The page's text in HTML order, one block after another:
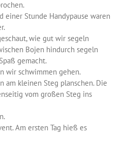
einer Stunde Handypause waren
wie gut wir segeln
Bojen hindurch segeln
gemacht.
wir schwimmen gehen.
am kleinen Steg planschen. Die
vom großen Steg ins
Am ersten Tag hieß es